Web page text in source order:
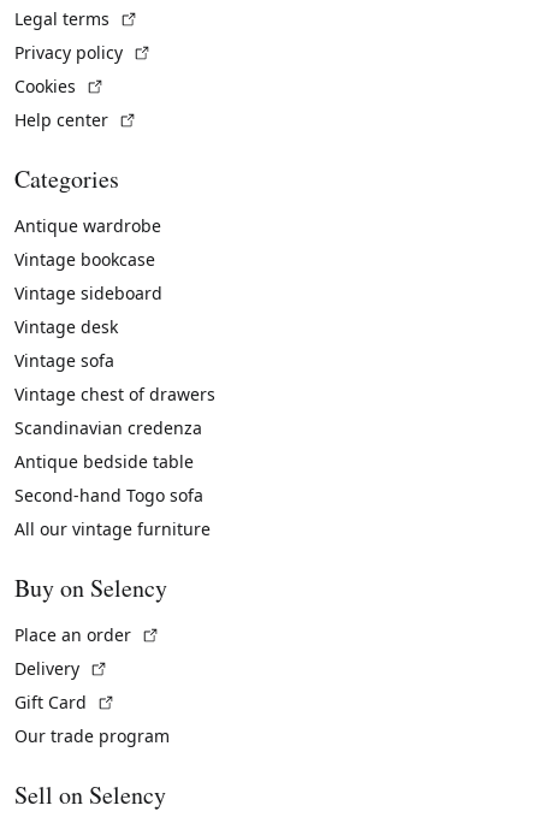
Legal terms
Privacy policy
Cookies
Help center
Categories
Antique wardrobe
Vintage bookcase
Vintage sideboard
Vintage desk
Vintage sofa
Vintage chest of drawers
Scandinavian credenza
Antique bedside table
Second-hand Togo sofa
All our vintage furniture
Buy on Selency
Place an order
Delivery
Gift Card
Our trade program
Sell on Selency